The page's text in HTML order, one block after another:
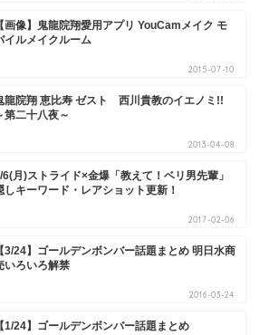
【画像】鬼龍院翔愛用アプリ YouCamメイク モ
イルメイクルーム
2015-07-10
龍院翔 恵比寿 ゼスト 西川貴教のイエノミ!!
第二十八夜～
2013-04-08
6(月)ストライド×金爆「教えて！ベリ男先輩」
しキーワード・レアショット更新！
2017-02-06
【3/24】ゴールデンボンバー話題まとめ 明日水商
いろいろ解禁
2016-03-24
【1/24】ゴールデンボンバー話題まとめ